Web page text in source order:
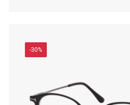
-30%